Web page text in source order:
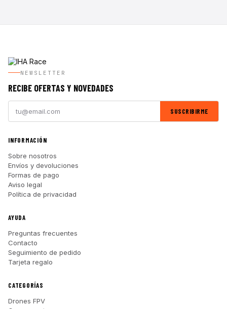
NEWSLETTER
RECIBE OFERTAS Y NOVEDADES
SUSCRIBIRME
INFORMACIÓN
Sobre nosotros
Envíos y devoluciones
Formas de pago
Aviso legal
Política de privacidad
AYUDA
Preguntas frecuentes
Contacto
Seguimiento de pedido
Tarjeta regalo
CATEGORÍAS
Drones FPV